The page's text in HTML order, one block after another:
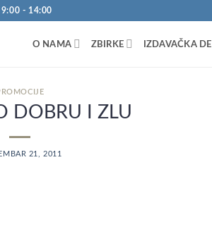
- 14:00
O NAMA ZBIRKE IZDAVAČKA
DOBRU I ZLU
21, 2011